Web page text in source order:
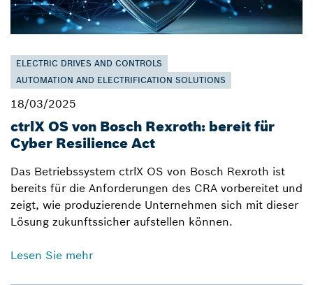
ELECTRIC DRIVES AND CONTROLS
AUTOMATION AND ELECTRIFICATION SOLUTIONS
18/03/2025
ctrlX OS von Bosch Rexroth: bereit für
Cyber Resilience Act
Das Betriebssystem ctrlX OS von Bosch Rexroth ist
bereits für die Anforderungen des CRA vorbereitet und
zeigt, wie produzierende Unternehmen sich mit dieser
Lösung zukunftssicher aufstellen können.
Lesen Sie mehr